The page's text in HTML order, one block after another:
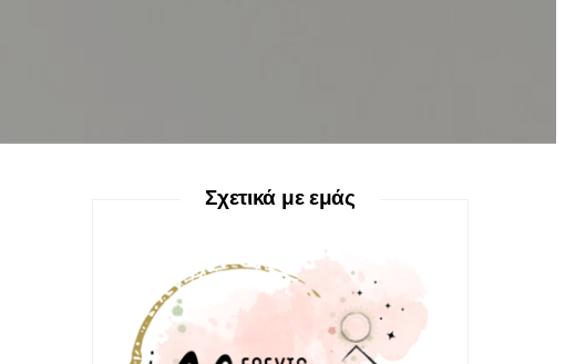
Σχετικά με εμάς